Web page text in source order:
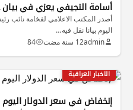
أسامة النجيفي يعزي في بيان
أصدر المكتب الاعلامي لفخامة نائب
اليوم بيانا نقل فيه…
admin12 سنة مضت 84
الاخبار العراقية
إنخفاض في سعر الدولار اليوم 232025